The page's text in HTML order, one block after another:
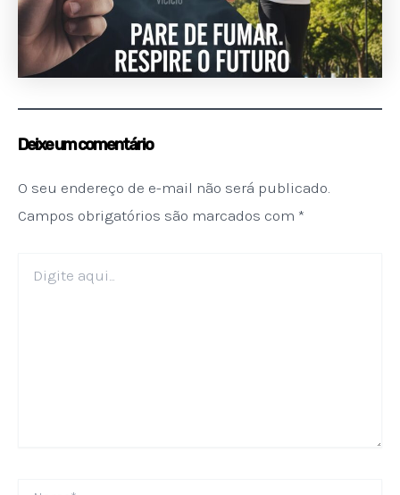
Deixe um comentário
O seu endereço de e-mail não será publicado.
Campos obrigatórios são marcados com *
aqui...